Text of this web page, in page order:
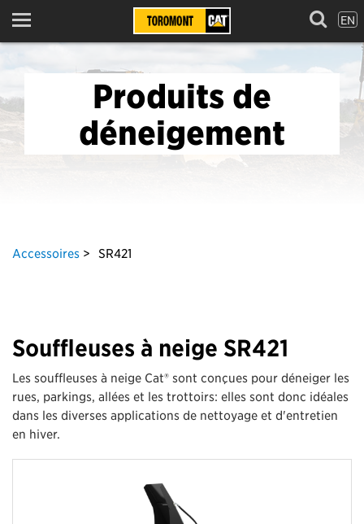
Menu EN
Produits de
déneigement
Accessoires SR421
Souffleuses à neige SR421
Les souffleuses à neige Cat® sont conçues pour déneiger les
rues, parkings, allées et les trottoirs: elles sont donc idéales
dans les diverses applications de nettoyage et d'entretien
en hiver.